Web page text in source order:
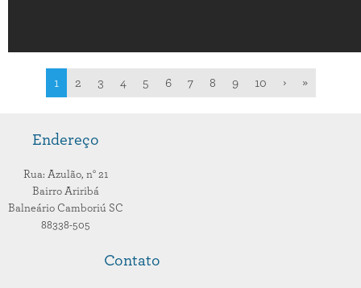
1 2 3 4 5 6 7 8 9 10 › »
Endereço
Rua: Azulão, n° 21
Bairro Ariribá
Balneário Camboriú SC
88338-505
Contato